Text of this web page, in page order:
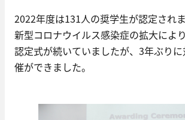
2022年度は131人の奨学生が認定されま
新型コロナウイルス感染症の拡大によ
認定式が続いていましたが、3年ぶり
催ができました。